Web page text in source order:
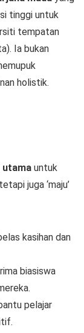
tinggi untuk
tempatan
Ia bukan
holistik.
utama untuk
juga ‘maju’
kasihan dan
biasiswa
pelajar